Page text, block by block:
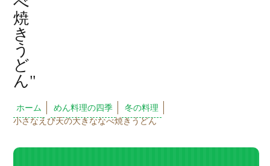
ホーム めん料理の四季
冬の料理
小さなえび天の大きななべ焼きうどん